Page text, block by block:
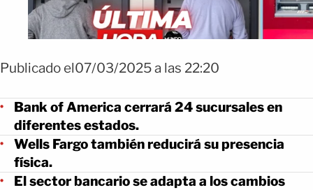
Publicado el07/03/2025 a las 22:20
Bank of America cerrará 24 sucursales en
diferentes estados.
Wells Fargo también reducirá su presencia
física.
El sector bancario se adapta a los cambios